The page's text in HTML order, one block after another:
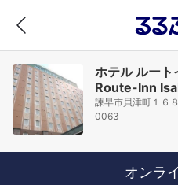
ホテル ルー
Route-Inn
諫早市貝津町１６
0063
オンラ